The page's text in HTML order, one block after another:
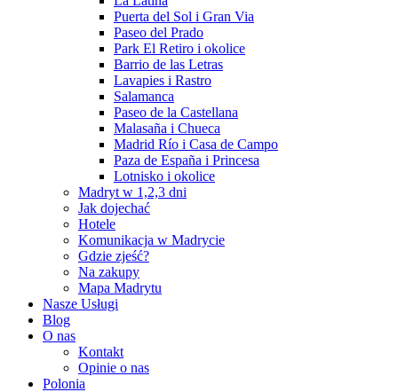
Puerta del Sol i Gran Via
Paseo del Prado
Park El Retiro i okolice
Barrio de las Letras
Lavapies i Rastro
Salamanca
Paseo de la Castellana
Malasaña i Chueca
Madrid Río i Casa de Campo
Paza de España i Princesa
Lotnisko i okolice
Madryt w 1,2,3 dni
Jak dojechać
Hotele
Komunikacja w Madrycie
Gdzie zjeść?
Na zakupy
Mapa Madrytu
Nasze Usługi
Blog
O nas
Kontakt
Opinie o nas
Polonia